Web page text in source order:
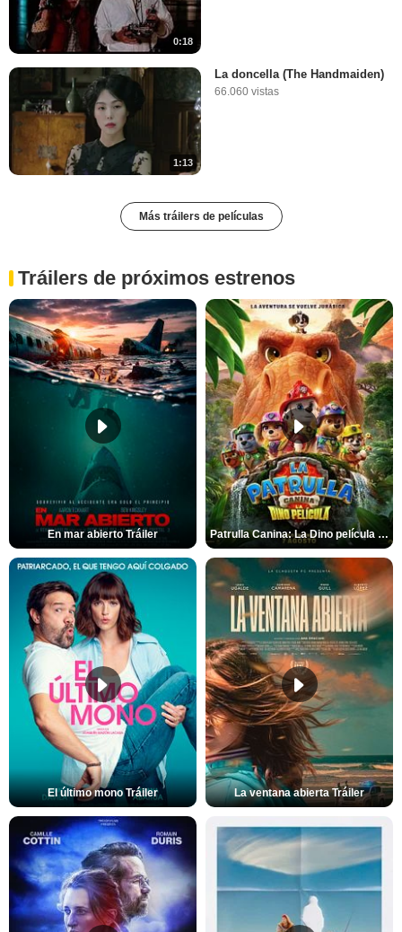
0:18
1:13
La doncella (The Handmaiden)
66.060 vistas
Más tráilers de películas
Tráilers de próximos estrenos
En mar abierto Tráiler Patrulla Canina: La Dino película Tráiler VO
El último mono Tráiler La ventana abierta Tráiler